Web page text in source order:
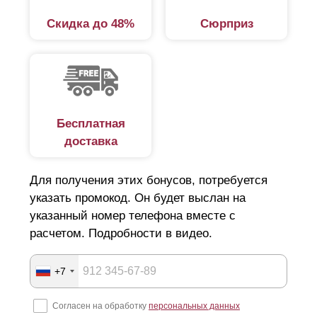
Скидка до 48% Сюрприз
Бесплатная
доставка
Для получения этих бонусов, потребуется
указать промокод. Он будет выслан на
указанный номер телефона вместе с
расчетом. Подробности в видео.
+7
Согласен на обработку персональных данных